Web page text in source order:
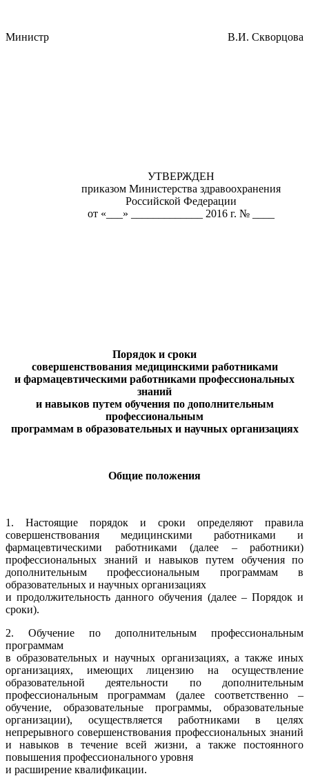
Министр В.И. Скворцова
УТВЕРЖДЕН
приказом Министерства здравоохранения
Российской Федерации
от «___» _____________ 2016 г. № ____
Порядок и сроки
совершенствования медицинскими работниками
и фармацевтическими работниками профессиональных
знаний
и навыков путем обучения по дополнительным
профессиональным
программам в образовательных и научных организациях
Общие положения
1. Настоящие порядок и сроки определяют правила
совершенствования медицинскими работниками и
фармацевтическими работниками (далее – работники)
профессиональных знаний и навыков путем обучения по
дополнительным профессиональным программам в
образовательных и научных организациях
и продолжительность данного обучения (далее – Порядок и
сроки).
2. Обучение по дополнительным профессиональным
программам
в образовательных и научных организациях, а также иных
организациях, имеющих лицензию на осуществление
образовательной деятельности по дополнительным
профессиональным программам (далее соответственно –
обучение, образовательные программы, образовательные
организации), осуществляется работниками в целях
непрерывного совершенствования профессиональных знаний
и навыков в течение всей жизни, а также постоянного
повышения профессионального уровня
и расширение квалификации.